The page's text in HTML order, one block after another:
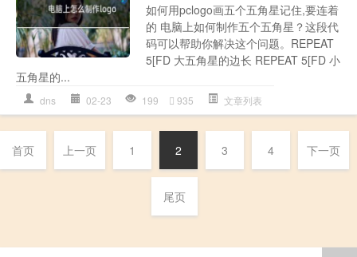
如何用pclogo画五个五角星记住,要连着
的 电脑上如何制作五个五角星？这段代
码可以帮助你解决这个问题。REPEAT
5[FD 大五角星的边长 REPEAT 5[FD 小
五角星的...
dns 02-23 199 935 文章列表
首页 上一页 1 2 3 4 下一页
尾页